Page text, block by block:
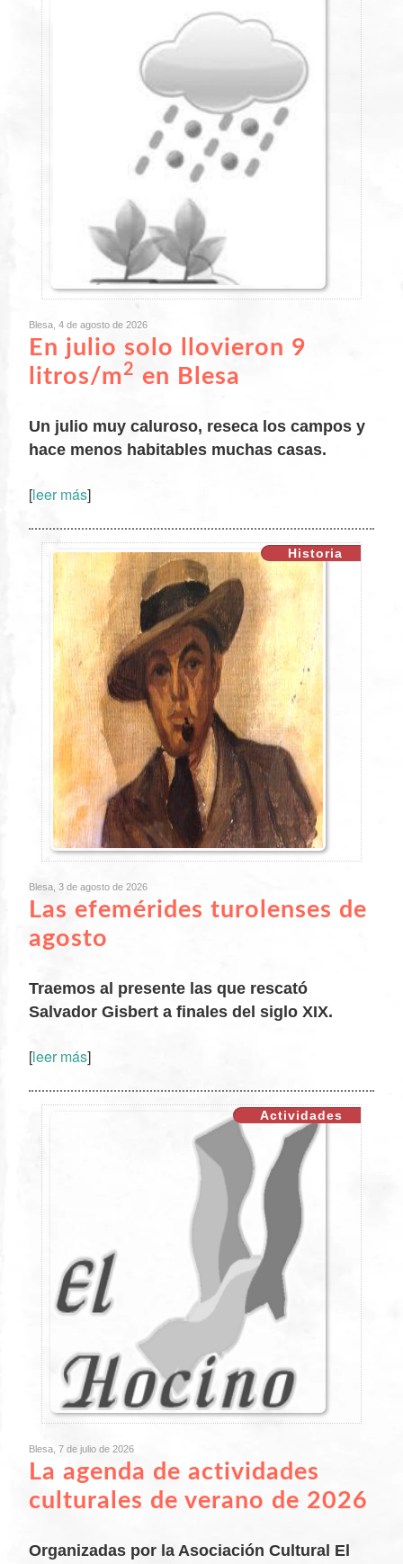
XX
Blesa, 4 de agosto de 2026
En julio solo llovieron 9
litros/m2 en Blesa
Un julio muy caluroso, reseca los campos y
hace menos habitables muchas casas.
[leer más]
Historia
XX
Blesa, 3 de agosto de 2026
Las efemérides turolenses de
agosto
Traemos al presente las que rescató
Salvador Gisbert a finales del siglo XIX.
[leer más]
Actividades
Blesa, 7 de julio de 2026
La agenda de actividades
culturales de verano de 2026
Organizadas por la Asociación Cultural El